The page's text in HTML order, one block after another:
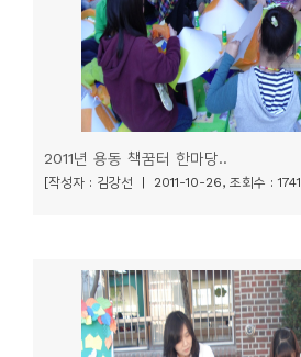
2011년 용동 책꿈터 한마당..
[작성자 : 김강선 | 2011-10-26, 조회수 : 1741